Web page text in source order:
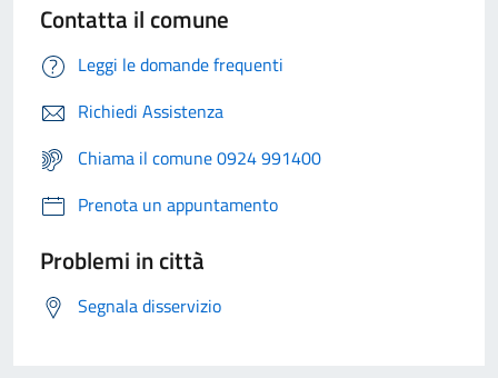
Contatta il comune
Leggi le domande frequenti
Richiedi Assistenza
Chiama il comune 0924 991400
Prenota un appuntamento
Problemi in città
Segnala disservizio